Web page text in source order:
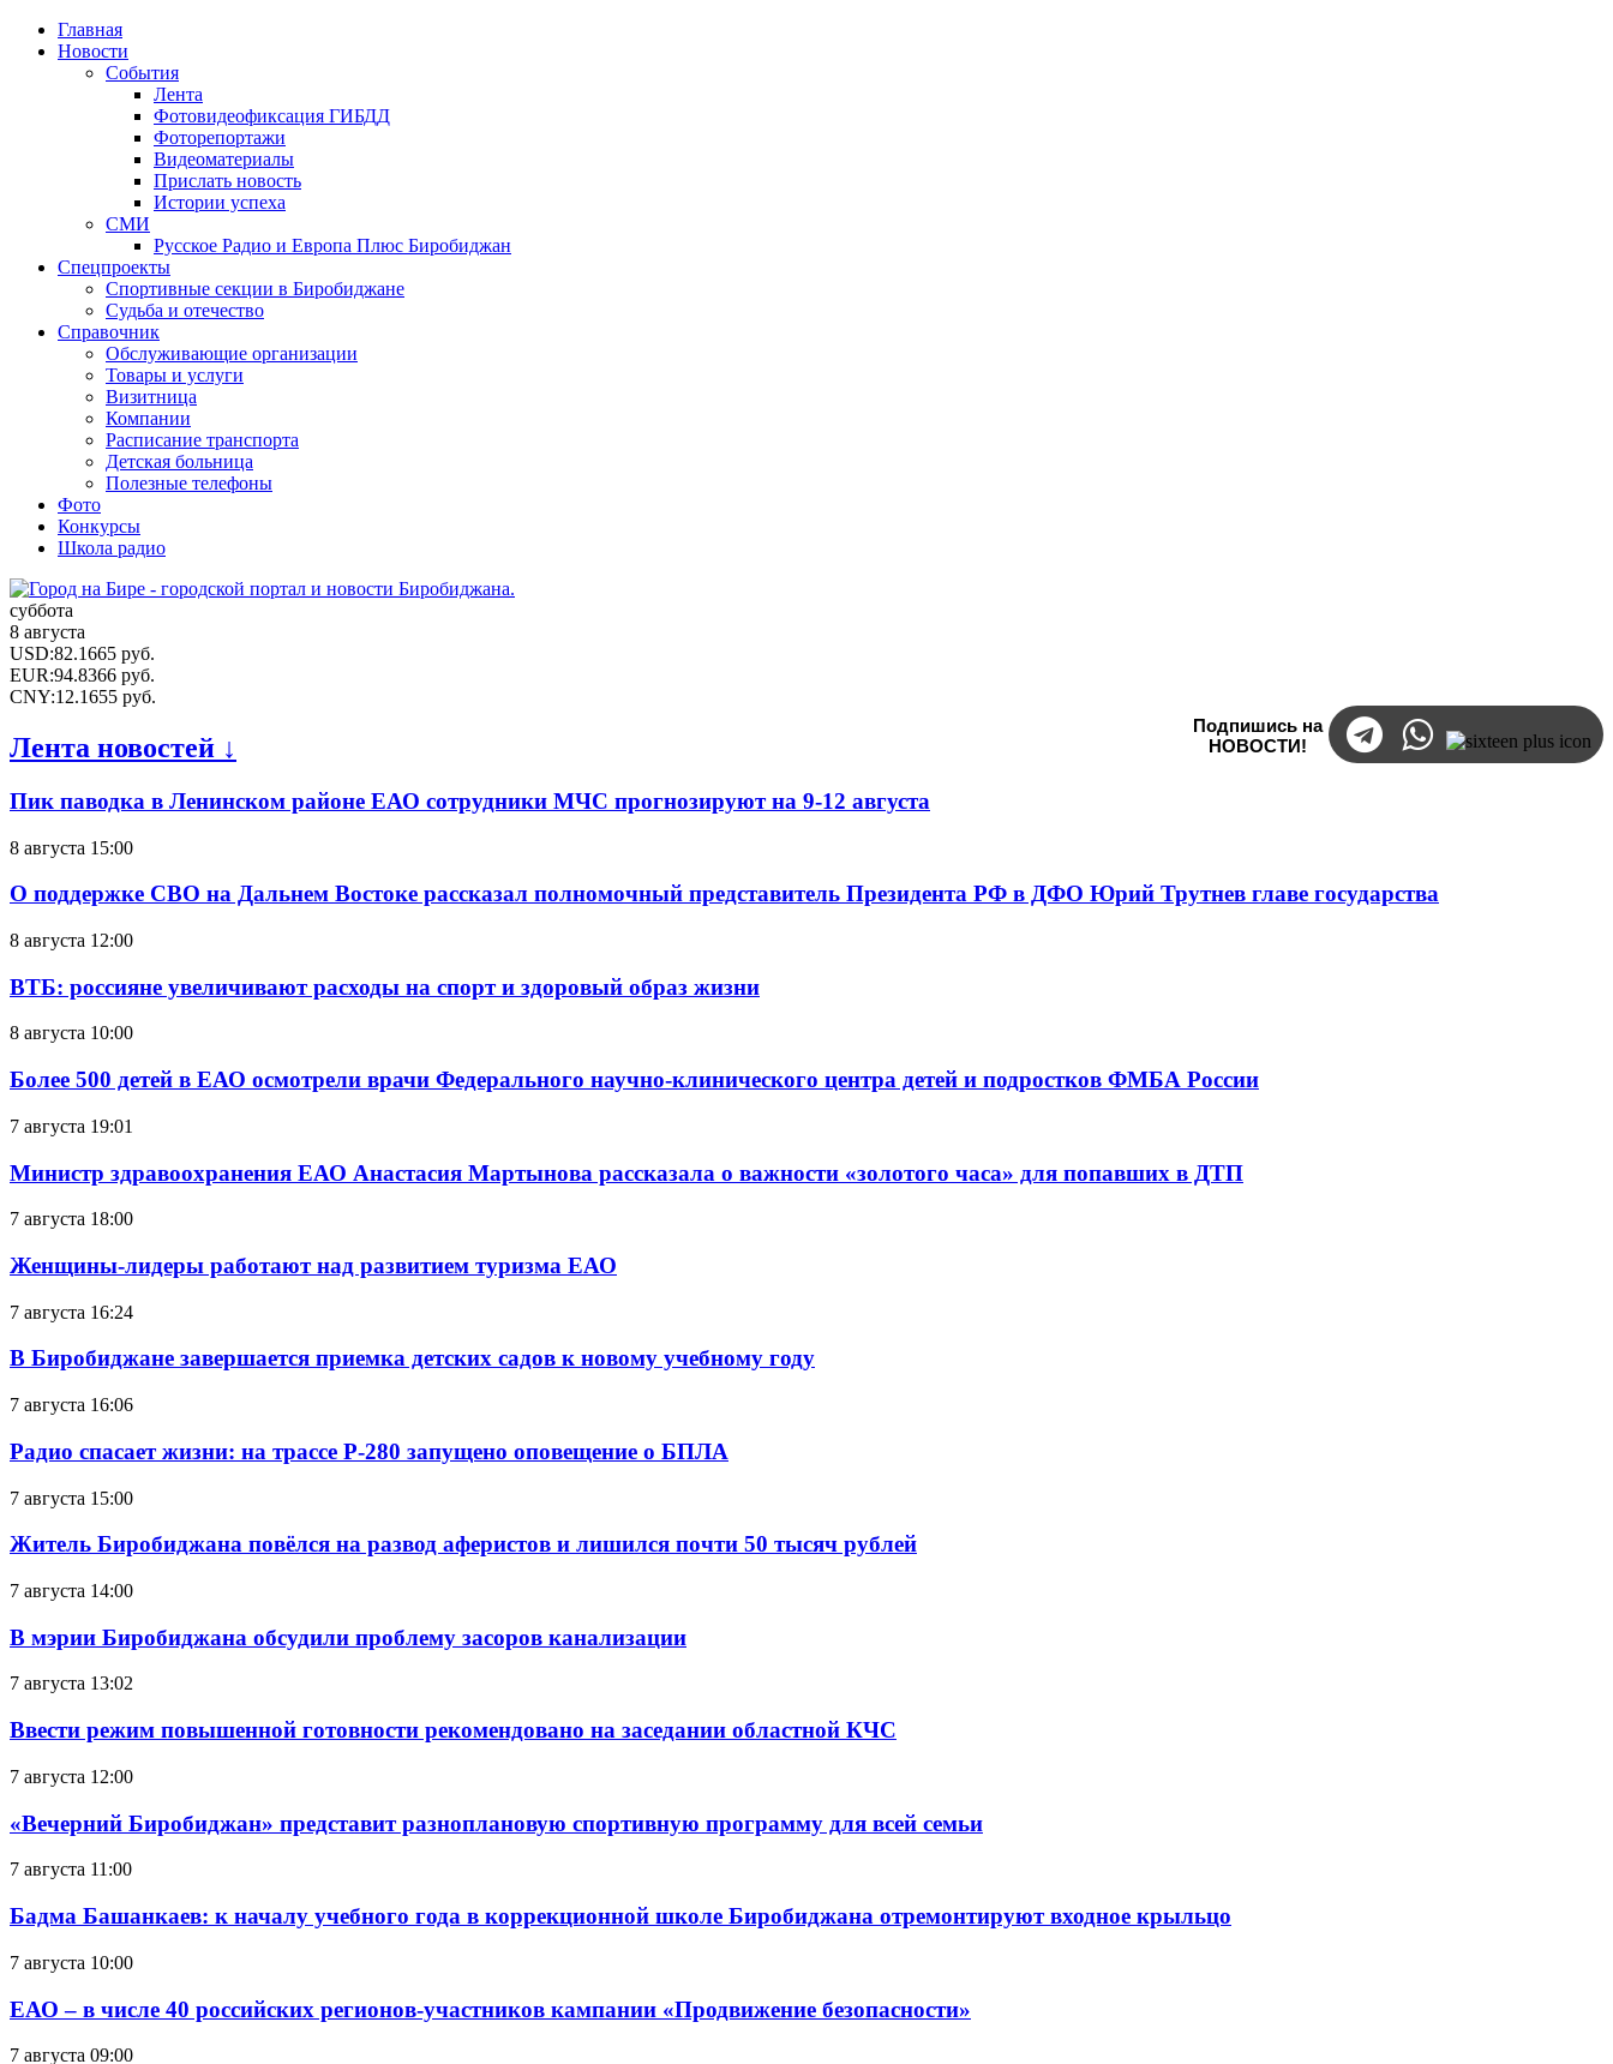
Главная
Новости
События
Лента
Фотовидеофиксация ГИБДД
Фоторепортажи
Видеоматериалы
Прислать новость
Истории успеха
СМИ
Русское Радио и Европа Плюс Биробиджан
Спецпроекты
Спортивные секции в Биробиджане
Судьба и отечество
Справочник
Обслуживающие организации
Товары и услуги
Визитница
Компании
Расписание транспорта
Детская больница
Полезные телефоны
Фото
Конкурсы
Школа радио
суббота
8 августа
USD:82.1665 руб.
EUR:94.8366 руб.
CNY:12.1655 руб.
Подпишись на
НОВОСТИ!
Лента новостей ↓
Пик паводка в Ленинском районе ЕАО сотрудники МЧС прогнозируют на 9-12 августа
8 августа 15:00
О поддержке СВО на Дальнем Востоке рассказал полномочный представитель Президента РФ в ДФО Юрий Трутнев главе государства
8 августа 12:00
ВТБ: россияне увеличивают расходы на спорт и здоровый образ жизни
8 августа 10:00
Более 500 детей в ЕАО осмотрели врачи Федерального научно-клинического центра детей и подростков ФМБА России
7 августа 19:01
Министр здравоохранения ЕАО Анастасия Мартынова рассказала о важности «золотого часа» для попавших в ДТП
7 августа 18:00
Женщины-лидеры работают над развитием туризма ЕАО
7 августа 16:24
В Биробиджане завершается приемка детских садов к новому учебному году
7 августа 16:06
Радио спасает жизни: на трассе Р-280 запущено оповещение о БПЛА
7 августа 15:00
Житель Биробиджана повёлся на развод аферистов и лишился почти 50 тысяч рублей
7 августа 14:00
В мэрии Биробиджана обсудили проблему засоров канализации
7 августа 13:02
Ввести режим повышенной готовности рекомендовано на заседании областной КЧС
7 августа 12:00
«Вечерний Биробиджан» представит разноплановую спортивную программу для всей семьи
7 августа 11:00
Бадма Башанкаев: к началу учебного года в коррекционной школе Биробиджана отремонтируют входное крыльцо
7 августа 10:00
ЕАО – в числе 40 российских регионов-участников кампании «Продвижение безопасности»
7 августа 09:00